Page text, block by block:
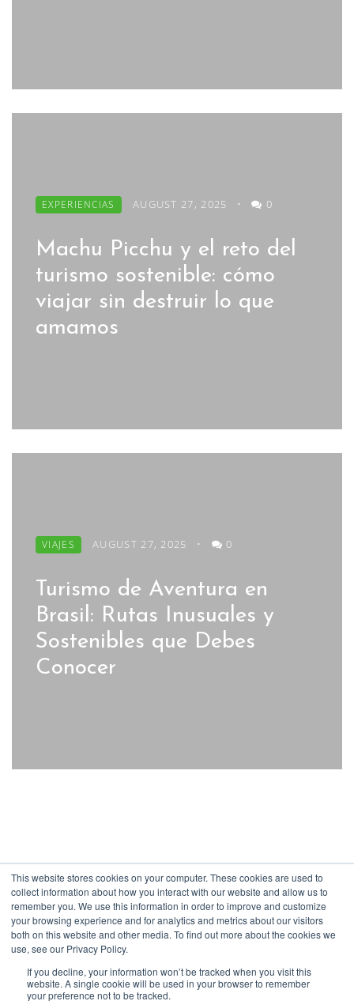
This website stores cookies on your computer. These cookies are used to
collect information about how you interact with our website and allow us to
remember you. We use this information in order to improve and customize
your browsing experience and for analytics and metrics about our visitors
both on this website and other media. To find out more about the cookies we
use, see our Privacy Policy.
If you decline, your information won’t be tracked when you visit this
website. A single cookie will be used in your browser to remember
your preference not to be tracked.
EXPERIENCIAS AUGUST 27, 2025 • 0
Machu Picchu y el reto del
turismo sostenible: cómo
viajar sin destruir lo que
amamos
VIAJES AUGUST 27, 2025 • 0
Turismo de Aventura en
Brasil: Rutas Inusuales y
Sostenibles que Debes
Conocer
Términos y Condiciones|
Retracto
© Escappy 2022